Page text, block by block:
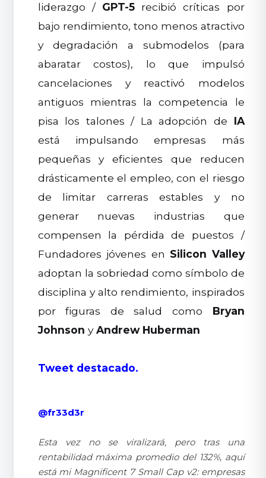
liderazgo / GPT-5recibió críticas por
bajo rendimiento, tono menos atractivo
y degradación a submodelos (para
abaratar costos), lo que impulsó
cancelaciones y reactivó modelos
antiguos mientras la competencia le
pisa los talones / La adopción de IA
está impulsando empresas más
pequeñas y eficientes que reducen
drásticamente el empleo, con el riesgo
de limitar carreras estables y no
generar nuevas industrias que
compensen la pérdida de puestos /
Fundadores jóvenes en Silicon Valley
adoptan la sobriedad como símbolo de
disciplina y alto rendimiento, inspirados
por figuras de salud como Bryan
Johnson yAndrew Huberman
Tweet destacado.
@fr33d3r
Esta vez no se viralizará, pero tras una
rentabilidad máxima promedio del 132%, aquí
está mi Magnificent 7 Small Cap v2: empresas